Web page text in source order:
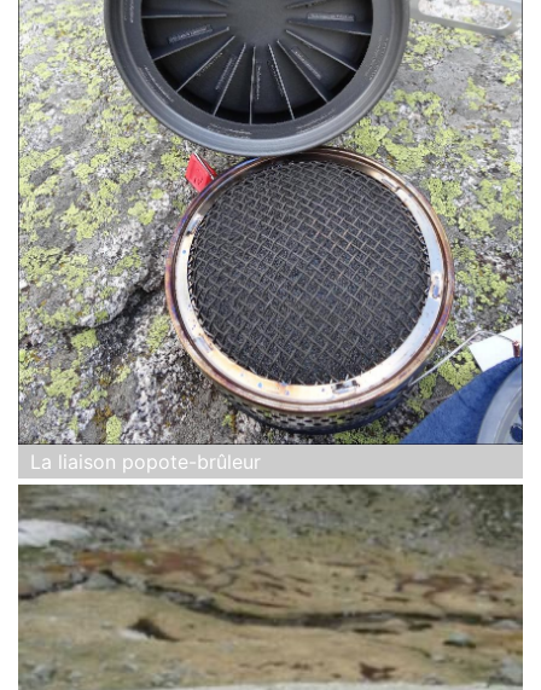
La liaison popote-brûleur